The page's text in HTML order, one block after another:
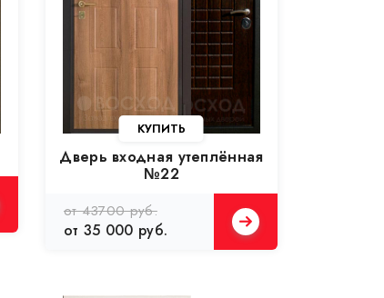
Дверь входная утеплённая
№22
от 43700 руб.
от 35 000 руб.